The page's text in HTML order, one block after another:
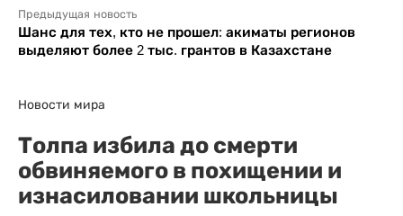
Предыдущая новость
Шанс для тех, кто не прошел: акиматы регионов
выделяют более 2 тыс. грантов в Казахстане
Новости мира
Толпа избила до смерти
обвиняемого в похищении и
изнасиловании школьницы